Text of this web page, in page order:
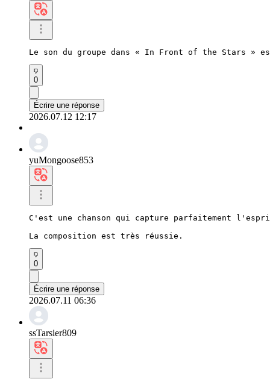
Le son du groupe dans « In Front of the Stars »
0
Écrire une réponse
2026.07.12 12:17
yuMongoose853
C'est une chanson qui capture parfaitement
La composition est très réussie.
0
Écrire une réponse
2026.07.11 06:36
ssTarsier809